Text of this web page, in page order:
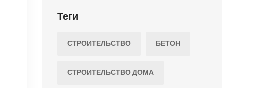
Теги
СТРОИТЕЛЬСТВО БЕТОН
СТРОИТЕЛЬСТВО ДОМА